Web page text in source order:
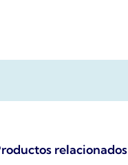
relacionados